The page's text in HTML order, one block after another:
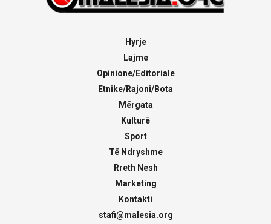
Hyrje
Lajme
Opinione/Editoriale
Etnike/Rajoni/Bota
Mërgata
Kulturë
Sport
Të Ndryshme
Rreth Nesh
Marketing
Kontakti
stafi@malesia.org